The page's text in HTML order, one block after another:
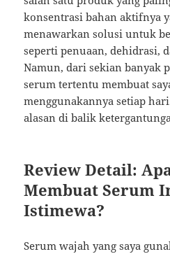
konsentrasi bahan aktifnya
menawarkan solusi untuk
seperti penuaan, dehidrasi,
Namun, dari sekian banyak
serum tertentu membuat
menggunakannya setiap
alasan di balik
Review Detail:
Membuat Serum
Istimewa?
Serum wajah yang saya